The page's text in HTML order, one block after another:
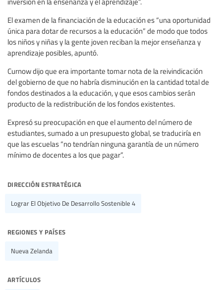
El examen de la financiación de la educación es “una oportunidad
única para dotar de recursos a la educación” de modo que todos
los niños y niñas y la gente joven reciban la mejor enseñanza y
aprendizaje posibles, apuntó.
Curnow dijo que era importante tomar nota de la reivindicación
del gobierno de que no habría disminución en la cantidad total de
fondos destinados a la educación, y que esos cambios serán
producto de la redistribución de los fondos existentes.
Expresó su preocupación en que el aumento del número de
estudiantes, sumado a un presupuesto global, se traduciría en
que las escuelas “no tendrían ninguna garantía de un número
mínimo de docentes a los que pagar”.
dirección estratégica
Lograr El Objetivo De Desarrollo Sostenible 4
regiones y países
Nueva Zelanda
artículos